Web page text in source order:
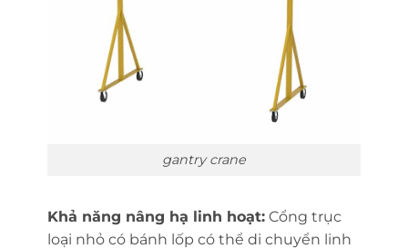
gantry crane
Khả năng nâng hạ linh hoạt:Cổng trục
loại nhỏ có bánh lốp có thể di chuyển linh